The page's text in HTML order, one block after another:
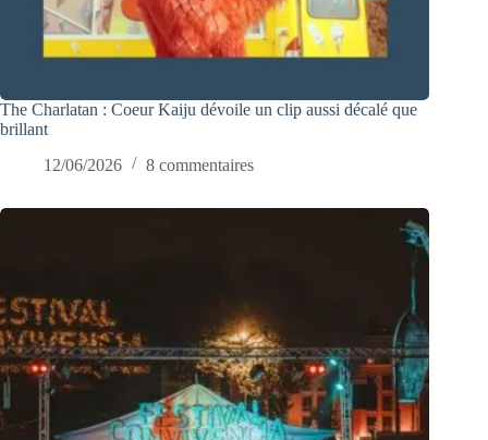
The Charlatan : Coeur Kaiju dévoile un clip aussi décalé que
brillant
12/06/2026
8 commentaires